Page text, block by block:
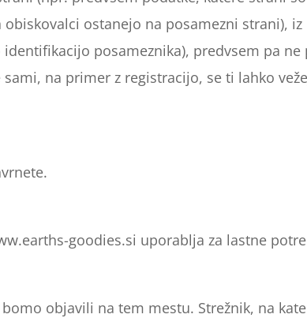
ostanejo na posamezni strani),
posameznika), predvsem pa ne
na primer z registracijo, se ti lahko
goodies.si uporablja za lastne
objavili na tem mestu. Strežnik, na